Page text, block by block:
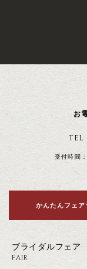
お
TEL
受付時間
かんたんフェア
ブライダルフェア
FAIR